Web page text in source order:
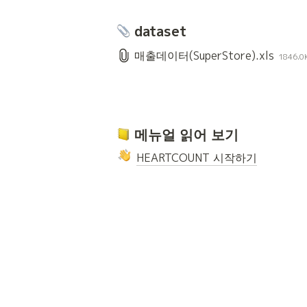
dataset
매출데이터(SuperStore).xls
메뉴얼 읽어 보기
HEARTCOUNT 시작하기